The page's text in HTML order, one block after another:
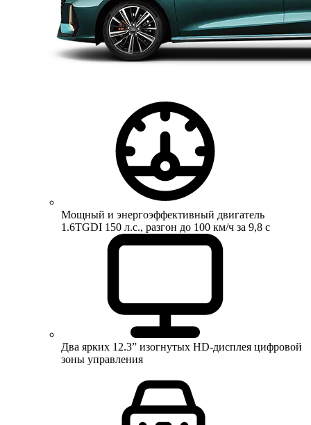
Мощный и энергоэффективный двигатель
1.6TGDI 150 л.с., разгон до 100 км/ч за 9,8 с
Два ярких 12.3” изогнутых HD-дисплея цифровой
зоны управления